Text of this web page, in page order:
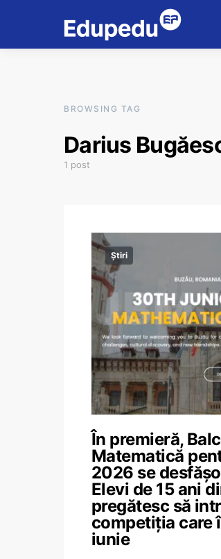
BROWSING TAG
Darius
1 post
Știri
În premieră,
Matematică
2026 se
Elevi de 15 ani
pregătesc să
competiția care
iunie